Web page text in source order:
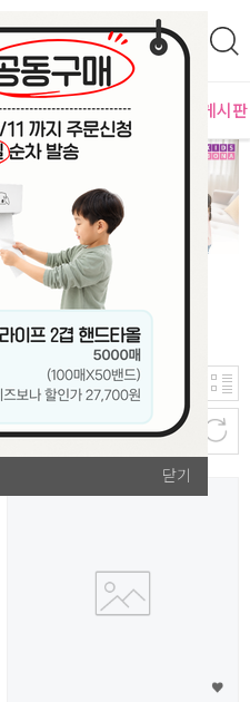
닫기
닫기
BEST 입점사별 이벤트 게시판
신규등록순